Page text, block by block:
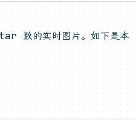
数的实时图片。如下是本